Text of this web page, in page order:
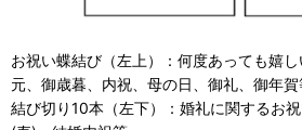
お祝い蝶結び（左上）：何度あっても嬉
元、御歳暮、内祝、母の日、御礼、御年賀
結び切り10本（左下）：婚礼に関するお